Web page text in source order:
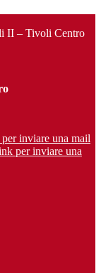
II – Tivoli Centro
inviare una mail
per inviare una